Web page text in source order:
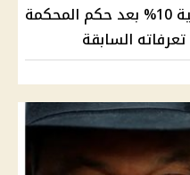
ترامب يعلن فرض رسوم جمركية 10% بعد حكم المحكمة
تعرفاته السابقة